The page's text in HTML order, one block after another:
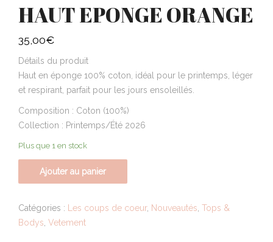
HAUT EPONGE ORANGE
35,00€
Détails du produit
Haut en éponge 100% coton, idéal pour le printemps, léger
et respirant, parfait pour les jours ensoleillés.
Composition : Coton (100%)
Collection : Printemps/Été 2026
Plus que 1 en stock
Ajouter au panier
Catégories : Les coups de coeur, Nouveautés, Tops &
Bodys, Vetement